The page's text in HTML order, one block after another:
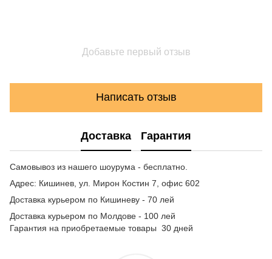
Добавьте первый отзыв
Написать отзыв
Доставка Гарантия
Самовывоз из нашего шоурума - бесплатно.
Адрес: Кишинев, ул. Мирон Костин 7, офис 602
Доставка курьером по Кишиневу - 70 лей
Доставка курьером по Молдове - 100 лей
Гарантия на приобретаемые товары 30 дней